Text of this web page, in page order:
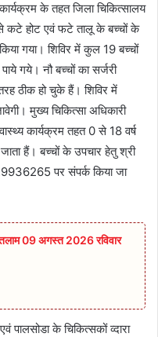
के तहत जिला चिकित्सालय
से कटे होट एवं फटे तालू के बच्चों के
गया। शिविर में कुल 19 बच्चों
गये। नौ बच्चों का सर्जरी
ठीक हो चुके हैं। शिविर में
मुख्‍य चिकित्‍सा‍ अधिकारी
कार्यक्रम तहत 0 से 18 वर्ष
हैं। बच्चों के उपचार हेतु श्री
पर संपर्क किया जा
09 अगस्त 2026 रविवार
पालसोडा के चिकित्सकों व्दारा